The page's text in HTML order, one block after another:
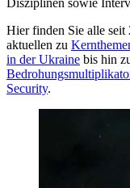
Hier finden Sie alle seit
aktuellen zu
in der Ukraine bis hin
Security.